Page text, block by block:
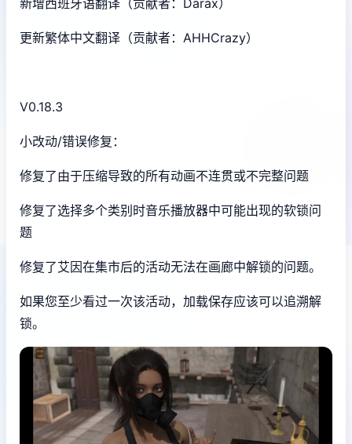
更新繁体中文翻译（贡献者：AHHCrazy）
V0.18.3
小改动/错误修复：
修复了由于压缩导致的所有动画不连贯或不完整问题
修复了选择多个类别时音乐播放器中可能出现的软锁问
题
修复了艾因在集市后的活动无法在画廊中解锁的问题。
如果您至少看过一次该活动，加载保存应该可以追溯解
锁。